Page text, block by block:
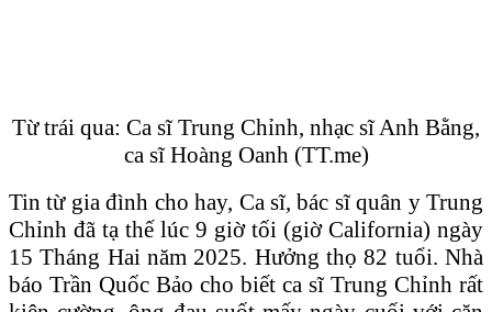
Từ trái qua: Ca sĩ Trung Chỉnh, nhạc sĩ Anh Bằng,
ca sĩ Hoàng Oanh (TT.me)
Tin từ gia đình cho hay, Ca sĩ, bác sĩ quân y Trung
Chỉnh đã tạ thế lúc 9 giờ tối (giờ California) ngày
15 Tháng Hai năm 2025. Hưởng thọ 82 tuổi. Nhà
báo Trần Quốc Bảo cho biết ca sĩ Trung Chỉnh rất